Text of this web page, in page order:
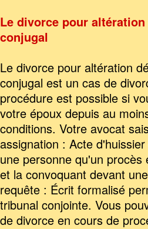
Le divorce pour
conjugal
Le divorce pour altération
conjugal est un cas de
procédure est possible si
votre époux depuis au
conditions. Votre avocat
assignation : Acte
une personne qu'un
et la convoquant devant
requête : Écrit formalisé
tribunal conjointe. Vous
de divorce en cours de